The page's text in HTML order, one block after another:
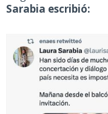
Sarabia escribió: